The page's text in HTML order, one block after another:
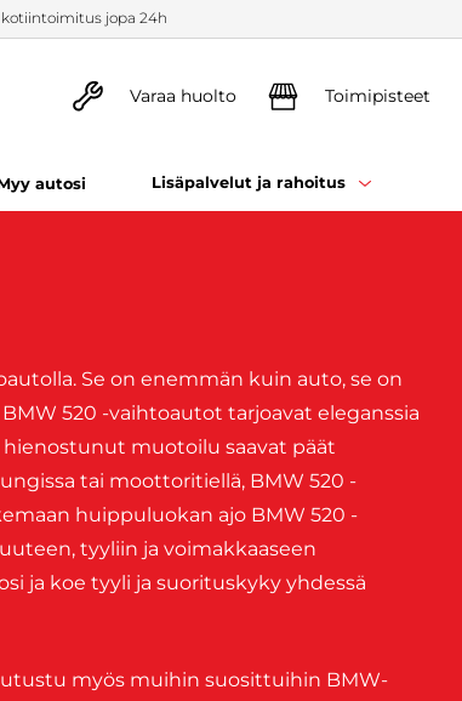
jopa 24h
Varaa huolto Toimipisteet
autosi Lisäpalvelut ja rahoitus
Se on enemmän kuin auto, se on
520 -vaihtoautot tarjoavat eleganssia
hienostunut muotoilu saavat päät
tai moottoritiellä, BMW 520 -
huippuluokan ajo BMW 520 -
tyyliin ja voimakkaaseen
ja koe tyyli ja suorituskyky yhdessä
myös muihin suosittuihin BMW-